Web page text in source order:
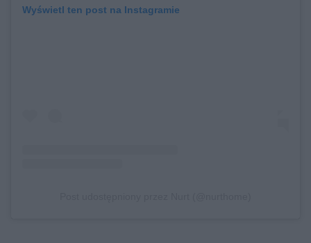
Wyświetl ten post na Instagramie